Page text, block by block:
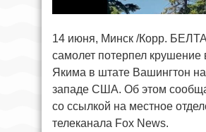
14 июня, Минск /Корр.
самолет потерпел крушение
Якима в штате Вашингтон
западе США. Об этом
со ссылкой на местное
телеканала Fox News.